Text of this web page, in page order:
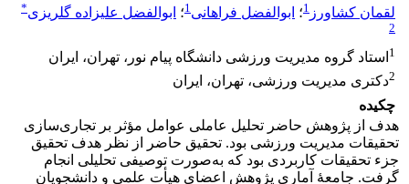
لقمان کشاورز 1؛ ابوالفضل فراهانی1؛ ابوالفضل علیزاده گلریزی*
2
1 استاد گروه مدیریت ورزشی دانشگاه پیام نور، تهران، ایران
2دکتری مدیریت ورزشی، تهران، ایران
چکیده
هدف از پژوهش حاضر تحلیل عاملی عوامل مؤثر بر تجاری‌سازی
تحقیقات مدیریت ورزشی بود. تحقیق حاضر از نظر هدف تحقیق
جزء تحقیقات کاربردی بود که به‌صورت توصیفی تحلیلی انجام
گرفت. جامعۀ آماری پژوهش اعضای هیأت علمی و دانشجویان